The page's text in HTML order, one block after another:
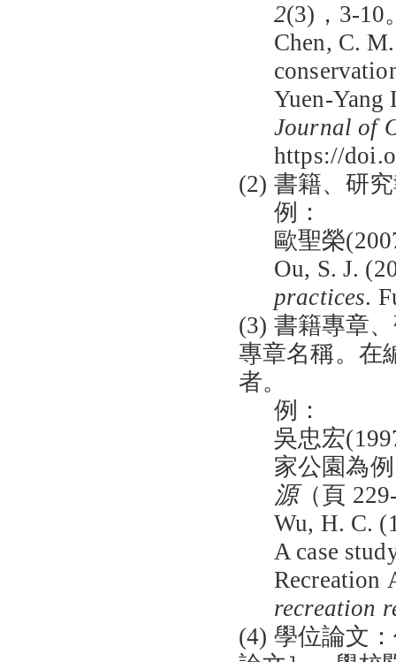
2(3)，3-10
Chen, C.
Yuen-Yang
Journal of
https://
(2) 書籍、研
例：
歐聖榮
Ou, S. J.
practices.
(3) 書籍專章
專章名稱。在
者。
例：
吳忠宏
家公園為
源（頁
Wu, H. C.
A case
Recreation
recreation
(4) 學位論文